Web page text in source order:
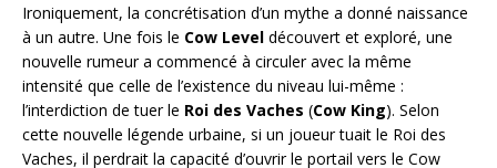
Ironiquement, la concrétisation d’un mythe a donné naissance
à un autre. Une fois le Cow Level découvert et exploré, une
nouvelle rumeur a commencé à circuler avec la même
intensité que celle de l’existence du niveau lui-même :
l’interdiction de tuer le Roi des Vaches (Cow King). Selon
cette nouvelle légende urbaine, si un joueur tuait le Roi des
Vaches, il perdrait la capacité d’ouvrir le portail vers le Cow